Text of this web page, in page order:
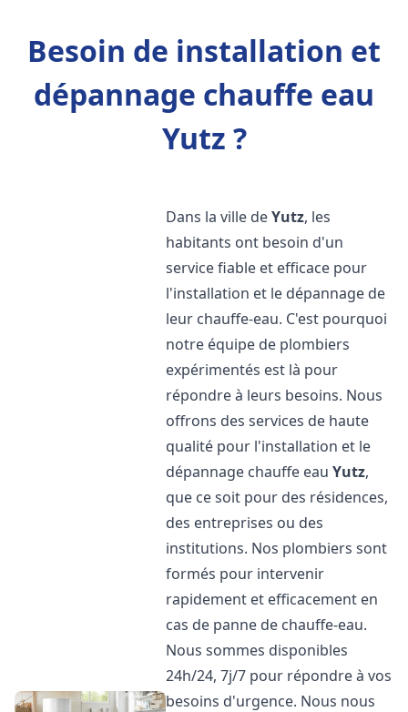
Besoin de installation et
dépannage chauffe eau
Yutz ?
Dans la ville deYutz, les
habitants ont besoin d'un
service fiable et efficace pour
l'installation et le dépannage de
leur chauffe-eau. C'est pourquoi
notre équipe de plombiers
expérimentés est là pour
répondre à leurs besoins. Nous
offrons des services de haute
qualité pour l'installation et le
dépannage chauffe eauYutz,
que ce soit pour des résidences,
des entreprises ou des
institutions. Nos plombiers sont
formés pour intervenir
rapidement et efficacement en
cas de panne de chauffe-eau.
Nous sommes disponibles
24h/24, 7j/7 pour répondre à vos
besoins d'urgence. Nous nous